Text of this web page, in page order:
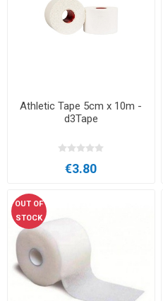
Athletic Tape 5cm x 10m -
d3Tape
€3.80
OUT OF
STOCK